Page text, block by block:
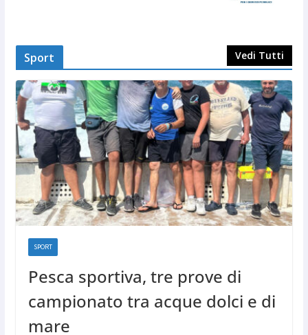
Sport Vedi Tutti
SPORT
Pesca sportiva, tre prove di
campionato tra acque dolci e di
mare